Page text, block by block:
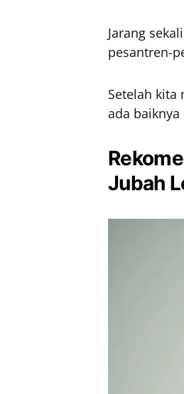
Jarang
pesantren-
Setelah kita
ada
Jubah